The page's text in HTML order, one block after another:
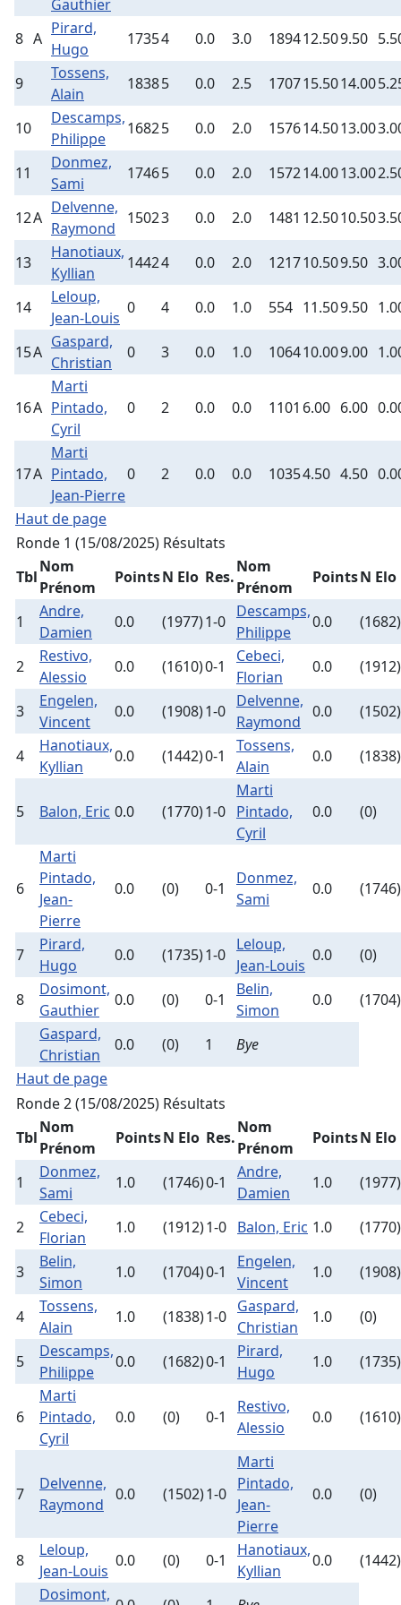
Gauthier
8 A
Pirard,
Hugo
17354 0.0 3.0 189412.509.50
9
Tossens,
Alain
18385 0.0 2.5 170715.5014.00
10
Descamps,
Philippe
16825 0.0 2.0 157614.5013.00
11
Donmez,
Sami
17465 0.0 2.0 157214.0013.00
12A
Delvenne,
Raymond
15023 0.0 2.0 1481 12.5010.50
13
Hanotiaux,
Kyllian
14424 0.0 2.0 121710.509.50
14
Leloup,
Jean-Louis
0 4 0.0 1.0 554 11.509.50
15A
Gaspard,
Christian
0 3 0.0 1.0 106410.009.00
16A
Marti
Pintado,
Cyril
0 2 0.0 0.0 1101 6.00 6.00
17A
Marti
Pintado,
Jean-Pierre
0 2 0.0 0.0 10354.50 4.50
Haut de page
Ronde 1 (15/08/2025) Résultats
Tbl
Nom
Prénom
PointsN Elo Res.
Nom
Prénom
PointsN Elo
1
Andre,
Damien
0.0 (1977)1-0
Descamps,
Philippe
0.0 (1682)
2
Restivo,
Alessio
0.0 (1610)0-1
Cebeci,
Florian
0.0 (1912)
3
Engelen,
Vincent
0.0 (1908)1-0
Delvenne,
Raymond
0.0 (1502)
4
Hanotiaux,
Kyllian
0.0 (1442)0-1
Tossens,
Alain
0.0 (1838)
5 Balon, Eric 0.0 (1770)1-0
Marti
Pintado,
Cyril
0.0 (0)
6
Marti
Pintado,
Jean-
Pierre
0.0 (0) 0-1
Donmez,
Sami
0.0 (1746)
7
Pirard,
Hugo
0.0 (1735)1-0
Leloup,
Jean-Louis
0.0 (0)
8
Dosimont,
Gauthier
0.0 (0) 0-1
Belin,
Simon
0.0
(1704)
Gaspard,
Christian
0.0 (0) 1
Bye
Haut de page
Ronde 2 (15/08/2025) Résultats
Tbl
Nom
Prénom
PointsN Elo Res.
Nom
Prénom
PointsN Elo
1
Donmez,
Sami
1.0 (1746)0-1
Andre,
Damien
1.0 (1977)
2
Cebeci,
Florian
1.0 (1912)1-0 Balon, Eric 1.0 (1770)
3
Belin,
Simon
1.0 (1704)0-1
Engelen,
Vincent
1.0 (1908)
4
Tossens,
Alain
1.0 (1838)1-0
Gaspard,
Christian
1.0 (0)
5
Descamps,
Philippe
0.0 (1682)0-1
Pirard,
Hugo
1.0 (1735)
6
Marti
Pintado,
Cyril
0.0 (0) 0-1
Restivo,
Alessio
0.0 (1610)
7
Delvenne,
Raymond
0.0 (1502)1-0
Marti
Pintado,
Jean-
Pierre
0.0 (0)
8
Leloup,
Jean-Louis
0.0 (0) 0-1
Hanotiaux,
Kyllian
0.0
(1442)
Dosimont,